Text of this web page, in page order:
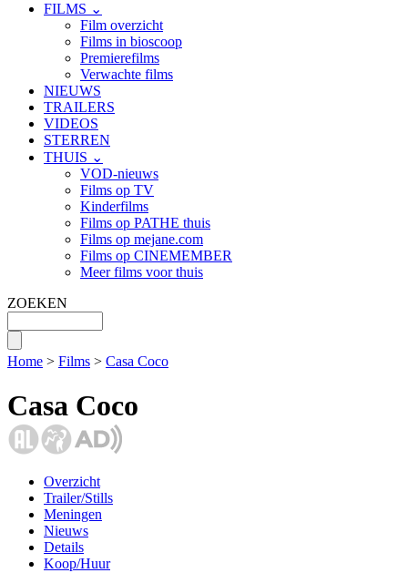
FILMS ⌄
Film overzicht
Films in bioscoop
Premierefilms
Verwachte films
NIEUWS
TRAILERS
VIDEOS
STERREN
THUIS ⌄
VOD-nieuws
Films op TV
Kinderfilms
Films op PATHE thuis
Films op mejane.com
Films op CINEMEMBER
Meer films voor thuis
ZOEKEN
Home > Films > Casa Coco
Casa Coco
Overzicht
Trailer/Stills
Meningen
Nieuws
Details
Koop/Huur